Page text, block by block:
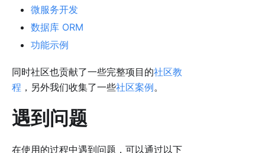
微服务开发
数据库 ORM
功能示例
同时社区也贡献了一些完整项目的社区教
程 ，另外我们收集了一些社区案例。
遇到问题
在使用的过程中遇到问题，可以通过以下